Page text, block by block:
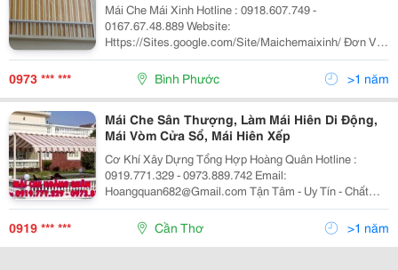
Mái Che Mái Xinh Hotline : 0918.607.749 -
0167.67.48.889 Website:
Https://Sites.google.com/Site/Maichemaixinh/ Đơn Vị
Làm Mái Hiên Di Động, Mái Xếp Uy Tín Sản Phẩm Mái
Hiên Di Động Mái Xinh Được Sản Xuất Từ Nguồn
Nguyên Liệu Uy Tín Trong
0973 *** *** Bình Phước >1 năm
Mái Che Sân Thượng, Làm Mái Hiên Di Động,
Mái Vòm Cửa Sổ, Mái Hiên Xếp
Cơ Khí Xây Dựng Tổng Hợp Hoàng Quân Hotline :
0919.771.329 - 0973.889.742 Email:
Hoangquan682@Gmail.com Tận Tâm - Uy Tín - Chất
Lượng - Công Ty Chúng Tôi Chuyên Thiết Kế Thi Công
Mái Xếp Lượn Sóng, Mái Che Nhà Xe, Mái Vòm Bạt... -
0919 *** *** Cần Thơ >1 năm